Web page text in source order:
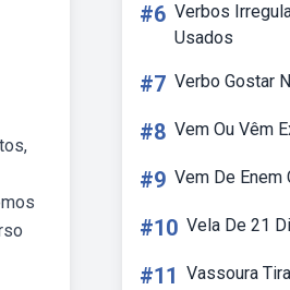
#6 Verbos
Usados
#7 Verbo Gostar
#8 Vem Ou Vêm
#9 Vem De Enem
#10 Vela De 21
#11 Vassoura